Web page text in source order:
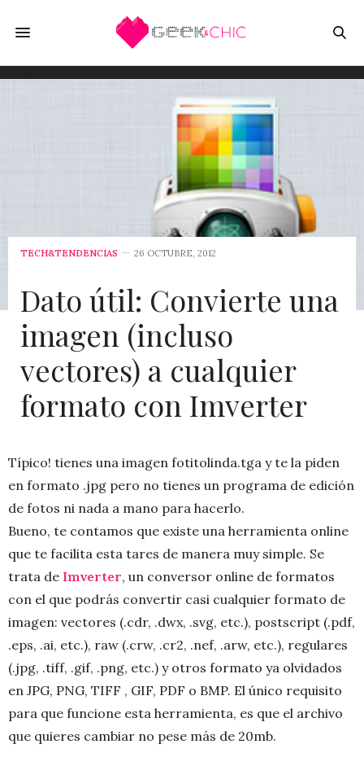
TECH&TENDENCIAS 26 OCTUBRE, 2012
Dato útil: Convierte una
imagen (incluso
vectores) a cualquier
formato con Imverter
Típico! tienes una imagen fotitolinda.tga y te la piden
en formato .jpg pero no tienes un programa de edición
de fotos ni nada a mano para hacerlo.
Bueno, te contamos que existe una herramienta online
que te facilita esta tares de manera muy simple. Se
trata de Imverter, un conversor online de formatos
con el que podrás convertir casi cualquier formato de
imagen: vectores (.cdr, .dwx, .svg, etc.), postscript (.pdf,
.eps, .ai, etc.), raw (.crw, .cr2, .nef, .arw, etc.), regulares
(.jpg, .tiff, .gif, .png, etc.) y otros formato ya olvidados
en JPG, PNG, TIFF , GIF, PDF o BMP. El único requisito
para que funcione esta herramienta, es que el archivo
que quieres cambiar no pese más de 20mb.